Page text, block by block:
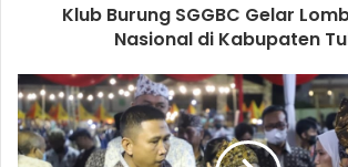
s
s
Klub Burung SGGBC Gelar
Nasional di Kabupaten